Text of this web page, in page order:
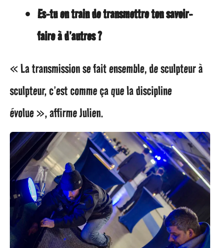
Es-tu en train de transmettre ton savoir-
faire à d’autres ?
« La transmission se fait ensemble, de sculpteur à
sculpteur, c’est comme ça que la discipline
évolue », affirme Julien.